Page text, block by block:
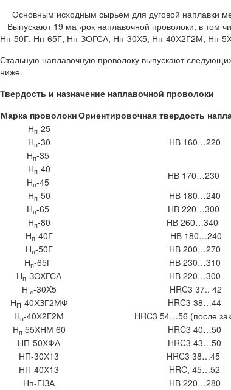
Основным исходным сырьем для дуговой наплавки
Выпускают 19 ма¬рок наплавочной проволоки, в том
Нп-50Г, Нп-65Г, Нп-ЗОГСА, Нп-30Х5, Нп-40Х2Г2М, Нп-
Стальную наплавочную проволоку выпускают
ниже.
Твердость и назначение наплавочной проволоки
Марка проволокиОриентировочная твердость
Нп-25
НВ 160…220
Нп-30
Нп-35
Нп-40
НВ 170…230
Нп-45
Нп-50 НВ 180…240
Нп-65 НВ 220…300
Нп-80 НВ 260…340
Нп-40Г НВ 180…240
Нп-50Г НВ 200…270
Нп-65Г НВ 230…310
Нп-ЗОХГСА НВ 220…300
Н л-30X5 HRC3 37.. 42
НП-40ХЗГ2МФ HRC3 38…44
Нп-40Х2Г2М HRC3 54…56 (после
Нп-55ХНМ 60 HRC3 40…50
НП-50ХФА
HRC3 43…50
НП-30Х13
HRC3 38…45
НП-40Х13
HRC, 45…52
Нп-ГІЗА
НВ 220…280